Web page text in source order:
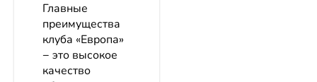
Главные
преимущества
клуба «Европа»
− это высокое
качество